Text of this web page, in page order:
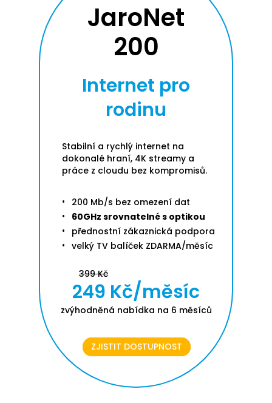
JaroNet
200
Internet pro
rodinu
Stabilní a rychlý internet na
dokonalé hraní, 4K streamy a
práce z cloudu bez kompromisů.
200 Mb/s bez omezení dat
60GHz srovnatelné s optikou
přednostní zákaznická podpora
velký TV balíček ZDARMA/měsíc
399 Kč
249 Kč/měsíc
zvýhodněná nabídka na 6 měsíců
ZJISTIT DOSTUPNOST